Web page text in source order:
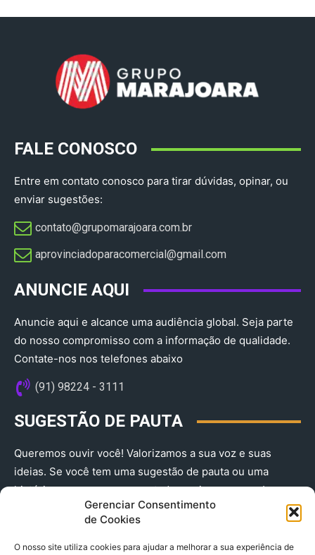
Gerenciar Consentimento
de Cookies
O nosso site utiliza cookies para ajudar a melhorar a sua experiência de
FALE CONOSCO
Entre em contato conosco para tirar dúvidas, opinar, ou
enviar sugestões:
contato@grupomarajoara.com.br
aprovinciadoparacomercial@gmail.com​
ANUNCIE AQUI
Anuncie aqui e alcance uma audiência global. Seja parte
do nosso compromisso com a informação de qualidade.
Contate-nos nos telefones abaixo
(91) 98224 - 3111
SUGESTÃO DE PAUTA
Queremos ouvir você! Valorizamos a sua voz e suas
ideias. Se você tem uma sugestão de pauta ou uma
história que merece ser contada, envie-nos agora!
(91) 98224 - 3111